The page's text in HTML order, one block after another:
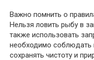
Важно помнить о
Нельзя ловить рыбу в
также использовать
необходимо соблюдать
сохранять чистоту и